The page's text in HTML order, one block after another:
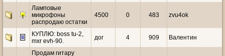
Ламповые
микрофоны
распродаю остатки
4500 0 483 zvu4ok
КУПЛЮ: boss tu-2,
mxr evh-90.
дог 4 909 Валентин
Продам гитару